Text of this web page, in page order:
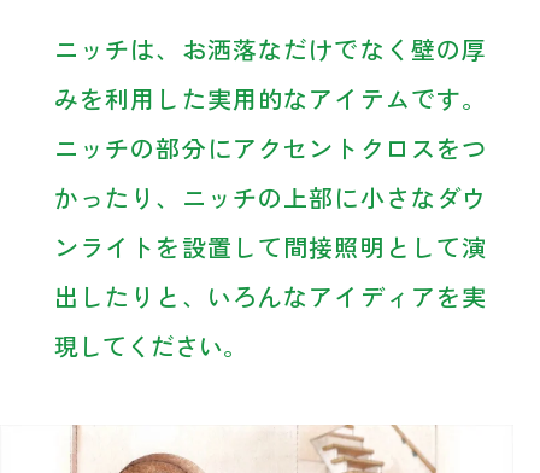
ニッチは、お洒落なだけでなく壁の厚
みを利用した実用的なアイテムです。
ニッチの部分にアクセントクロスをつ
かったり、ニッチの上部に小さなダウ
ンライトを設置して間接照明として演
出したりと、いろんなアイディアを実
現してください。